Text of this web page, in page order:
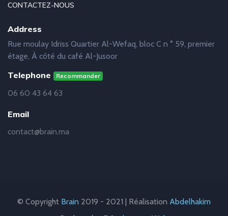
CONTACTEZ-NOUS
Address
Rue moulay Idriss Quartier Al-Wefaq, bloc C n ° 59, premier
étage, À côté du café Al-Jusoor
Telephone Recommander
06 60 43 64 63
Email
contact@brain.ma
© Copyright Brain 2019 - 2021 | Réalisation Abdelhakim